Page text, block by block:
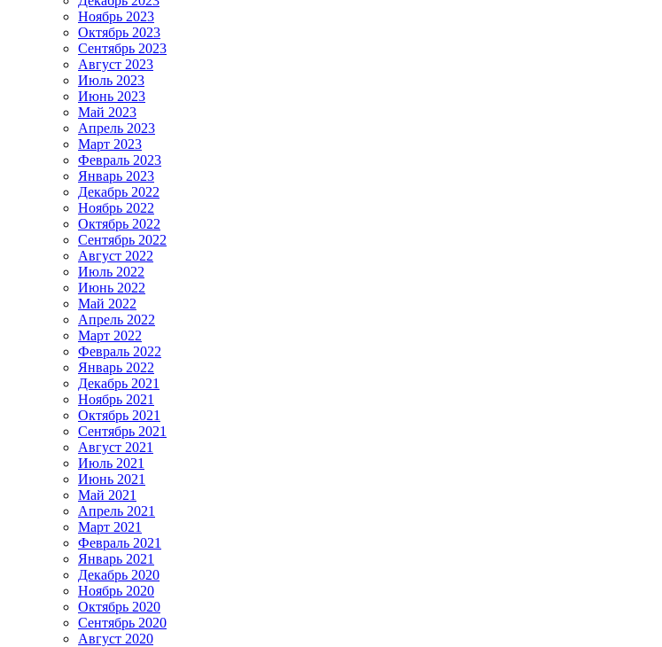
Ноябрь 2023
Октябрь 2023
Сентябрь 2023
Август 2023
Июль 2023
Июнь 2023
Май 2023
Апрель 2023
Март 2023
Февраль 2023
Январь 2023
Декабрь 2022
Ноябрь 2022
Октябрь 2022
Сентябрь 2022
Август 2022
Июль 2022
Июнь 2022
Май 2022
Апрель 2022
Март 2022
Февраль 2022
Январь 2022
Декабрь 2021
Ноябрь 2021
Октябрь 2021
Сентябрь 2021
Август 2021
Июль 2021
Июнь 2021
Май 2021
Апрель 2021
Март 2021
Февраль 2021
Январь 2021
Декабрь 2020
Ноябрь 2020
Октябрь 2020
Сентябрь 2020
Август 2020